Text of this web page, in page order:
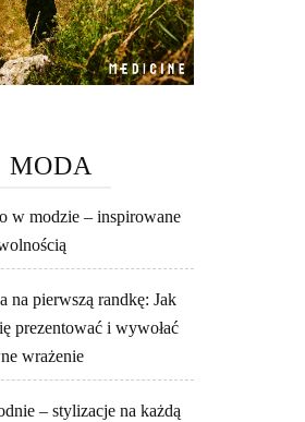
MODA
w modzie – inspirowane
na pierwszą randkę: Jak
prezentować i wywołać
wrażenie
– stylizacje na każdą